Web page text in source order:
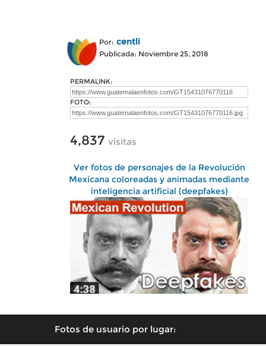
Por: centli
Publicada: Noviembre 25, 2018
PERMALINK:
FOTO:
4,837 visitas
Ver fotos de personajes de la Revolución
Mexicana coloreadas y animadas mediante
inteligencia artificial (deepfakes)
Fotos de usuario por lugar: